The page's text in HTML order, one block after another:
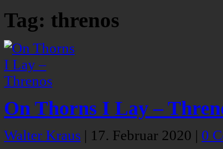
Tag: threnos
On Thorns I Lay –
Walter Kraus | 17. Februar 2020 | 0